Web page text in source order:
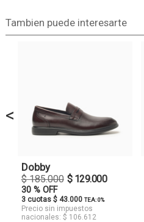
Tambien puede interesarte
<
Dobby
$ 185.000 $ 129.000
30 % OFF
3 cuotas $ 43.000 TEA: 0%
Precio sin impuestos
nacionales: $ 106.612